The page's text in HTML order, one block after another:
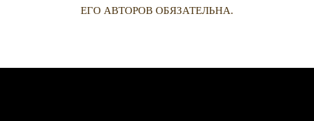
ЕГО АВТОРОВ ОБЯЗАТЕЛЬНА.